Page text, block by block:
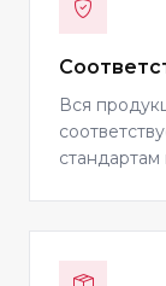
Вся
стандартам